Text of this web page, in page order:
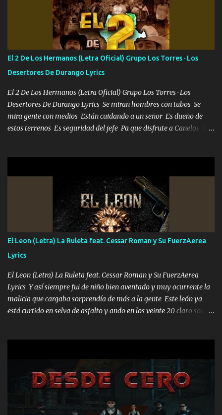
verme en las revistas Ya pasé Italia Japón Madrid Milán y también
Francia ropa de 100.000 bolas Louis vuitton es mi fragancia
repleta de presidentes la bolsa estoy en mi pic si no se han dado
cuenta chequeen gráficas del kitch
El 2 De Los Hermanos (Letra Oficial) Grupo Los Torres · Los
Desertores De Durango Lyrics
El 2 De Los Hermanos (Letra Oficial) Grupo Los Torres · Los
Desertores De Durango Lyrics Se miran hombres con tubos Se
mira gente con medios Están cuidando a un señor Es dueño de
estos terrenos Es seguridad del jefe Pa que disfrute a Canelos Es
ni tampoco las mujeres porque es platica de grandes por eso hay
que estar alegres doy las instrucciones para atender los deberes
Música Si es que salta algún problema de confianza tengo gente
ahí está el Hombre Cuarenta y también Pariente 7 arreglan
cualquier problema no más es cuestión que ordené NOS HACE
FALTA UN HERMANO DE CLAVE ERA EL 24 SIEMPRE FUE UN
HOMBRE VALIENTE POR ALGO M'URIÓ PELEAND0 SIEMPRE
VIO POR LA FAMILIA PARA QUE SIGA EL LEGADO Es el DOS de
los HERMANOS un cerebro inteligente y com...
El Leon (Letra) La Ruleta feat. Cessar Roman y Su FuerzAerea
Lyrics
El Leon (Letra) La Ruleta feat. Cessar Roman y Su FuerzAerea
Lyrics Y así siempre fui de niño bien aventado y muy ocurrente la
malicia que cargaba sorprendía de más a la gente Este león ya
está curtido en selva de asfalto y ando en los veinte 20 claro son
pa más pues hay charola les voy a dar hasta topar pues no hay de
otra Música Surcando bien mi camino voy por mi línea no veo a
los lados aquel que no corre vuela no se me duerm voy chicoteado
Ya pasé varias hazañas ya tienen rato que me agarran el colmillo
de este León los estatales no sé esperaron Al tiro esta la PrimiZa